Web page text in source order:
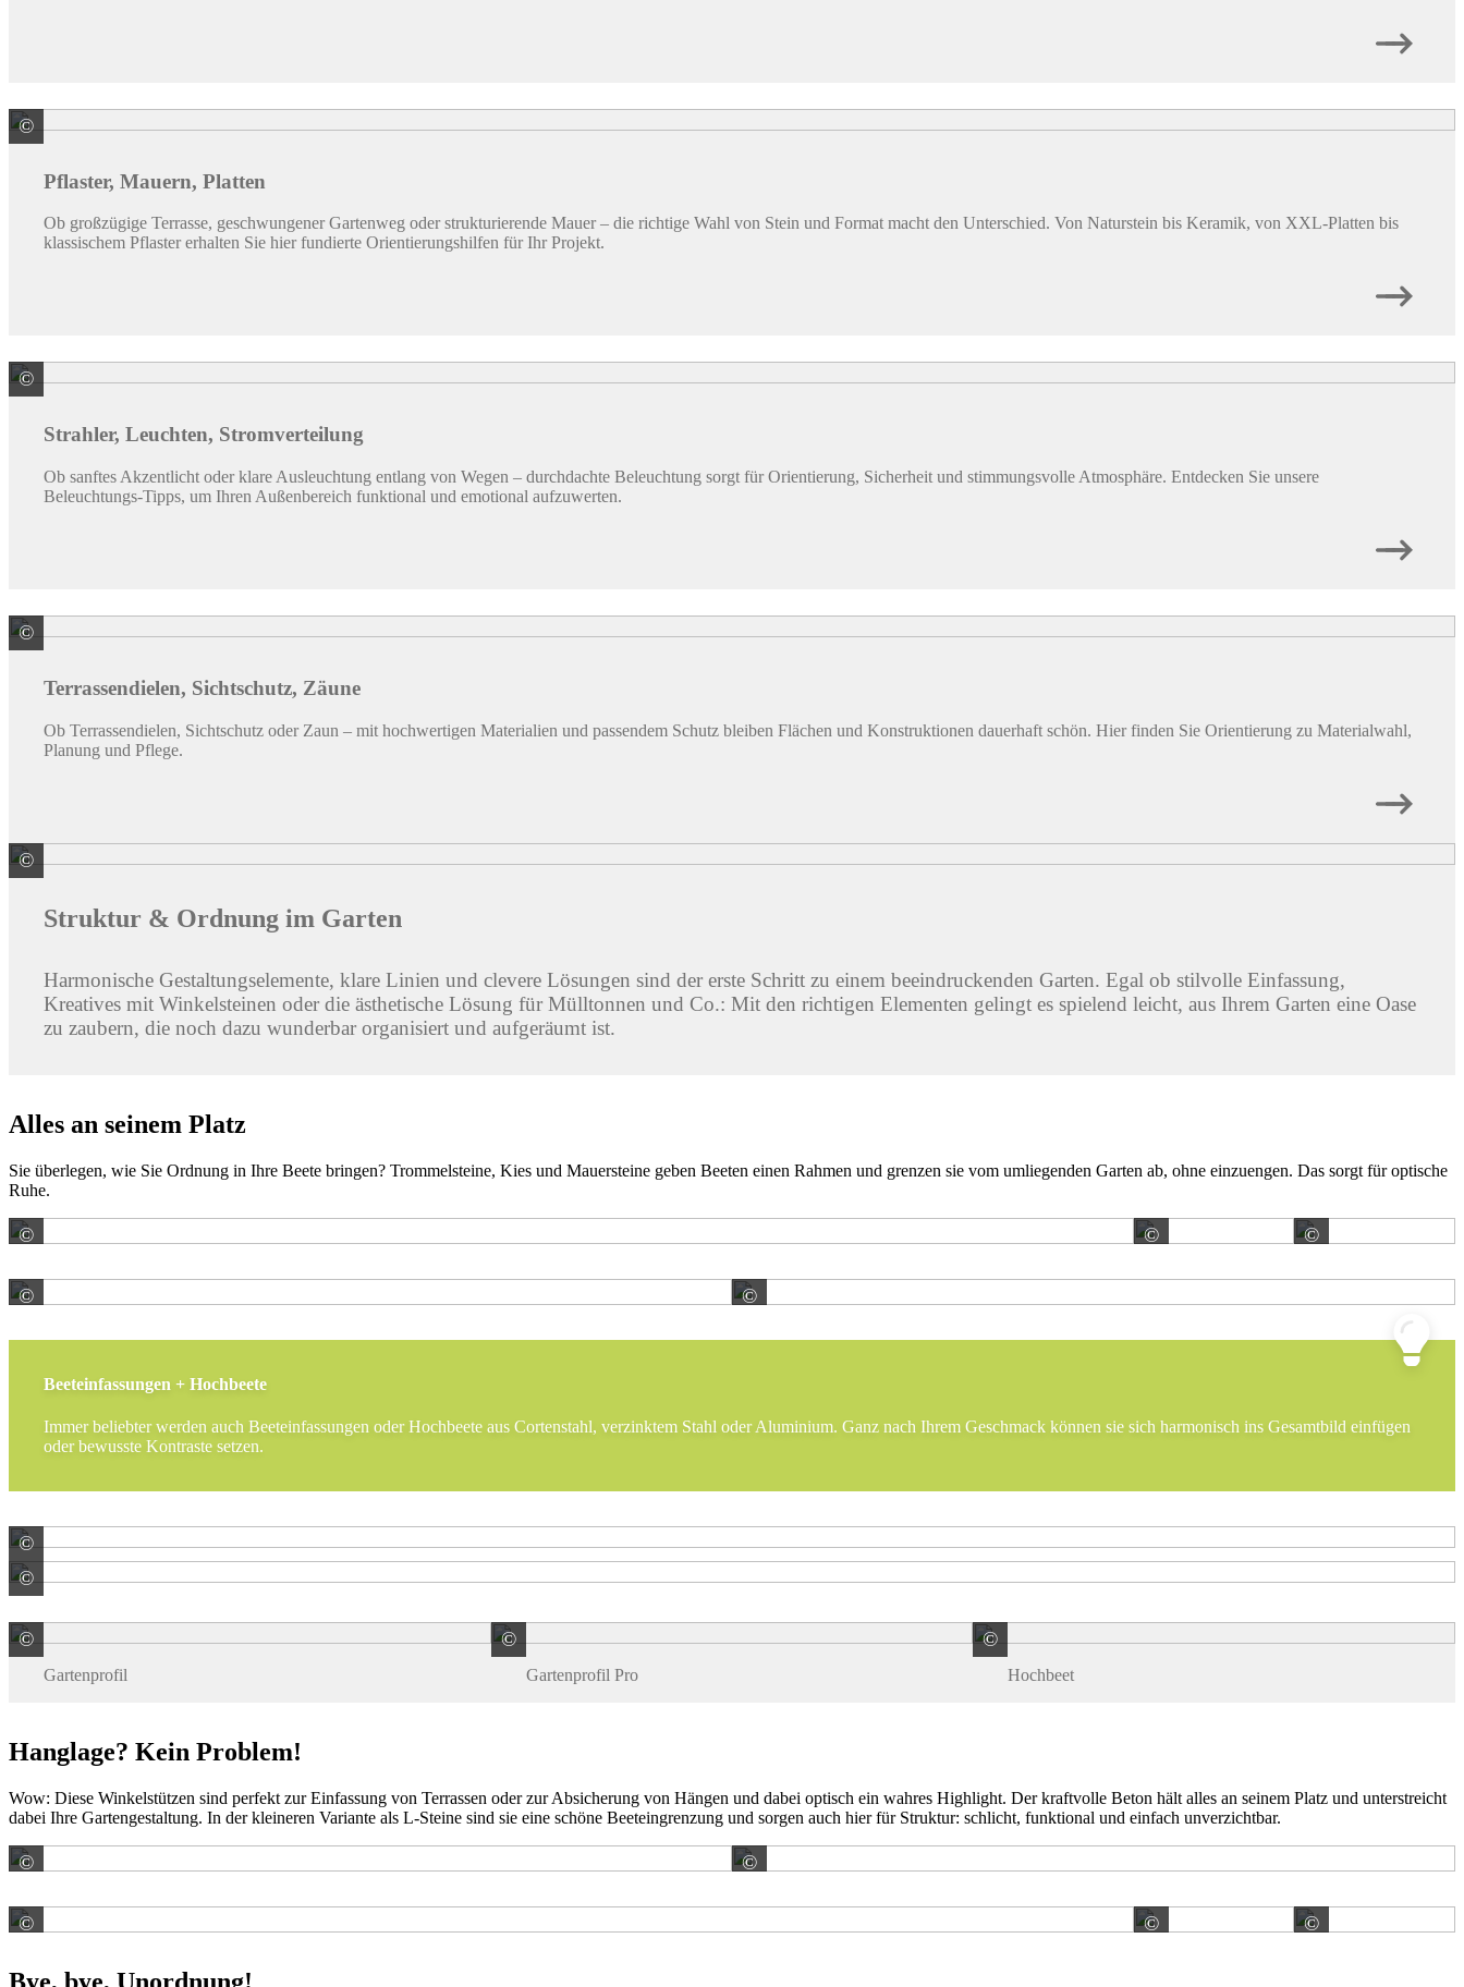
© REDSUN GmbH & Co. KG
Pflaster, Mauern, Platten
Ob großzügige Terrasse, geschwungener Gartenweg oder strukturierende Mauer – die richtige Wahl von Stein und Format macht den Unterschied. Von Naturstein bis Keramik, von XXL-Platten bis
klassischem Pflaster erhalten Sie hier fundierte Orientierungshilfen für Ihr Projekt.
© Paulmann Licht GmbH
Strahler, Leuchten, Stromverteilung
Ob sanftes Akzentlicht oder klare Ausleuchtung entlang von Wegen – durchdachte Beleuchtung sorgt für Orientierung, Sicherheit und stimmungsvolle Atmosphäre. Entdecken Sie unsere
Beleuchtungs-Tipps, um Ihren Außenbereich funktional und emotional aufzuwerten.
© Weltholz ZNL der Klöpferholz GmbH & Co. KG
Terrassendielen, Sichtschutz, Zäune
Ob Terrassendielen, Sichtschutz oder Zaun – mit hochwertigen Materialien und passendem Schutz bleiben Flächen und Konstruktionen dauerhaft schön. Hier finden Sie Orientierung zu Materialwahl,
Planung und Pflege.
© KANN GmbH Baustoffwerke
Struktur & Ordnung im Garten
Harmonische Gestaltungselemente, klare Linien und clevere Lösungen sind der erste Schritt zu einem beeindruckenden Garten. Egal ob stilvolle Einfassung,
Kreatives mit Winkelsteinen oder die ästhetische Lösung für Mülltonnen und Co.: Mit den richtigen Elementen gelingt es spielend leicht, aus Ihrem Garten eine Oase
zu zaubern, die noch dazu wunderbar organisiert und aufgeräumt ist.
Alles an seinem Platz
Sie überlegen, wie Sie Ordnung in Ihre Beete bringen? Trommelsteine, Kies und Mauersteine geben Beeten einen Rahmen und grenzen sie vom umliegenden Garten ab, ohne einzuengen. Das sorgt für optische
Ruhe.
© © Tuinvisie B.V. ©
© ©
Beeteinfassungen + Hochbeete
Immer beliebter werden auch Beeteinfassungen oder Hochbeete aus Cortenstahl, verzinktem Stahl oder Aluminium. Ganz nach Ihrem Geschmack können sie sich harmonisch ins Gesamtbild einfügen
oder bewusste Kontraste setzen.
© terra-S
© terra-S
©
terra-S GmbH
Gartenprofil
©
terra-S GmbH
Gartenprofil Pro
©
terra-S GmbH
Hochbeet
Hanglage? Kein Problem!
Wow: Diese Winkelstützen sind perfekt zur Einfassung von Terrassen oder zur Absicherung von Hängen und dabei optisch ein wahres Highlight. Der kraftvolle Beton hält alles an seinem Platz und unterstreicht
dabei Ihre Gartengestaltung. In der kleineren Variante als L-Steine sind sie eine schöne Beeteingrenzung und sorgen auch hier für Struktur: schlicht, funktional und einfach unverzichtbar.
© ©
© © HAHN KUNSTSTOFFE GMBH
©
Bye, bye, Unordnung!